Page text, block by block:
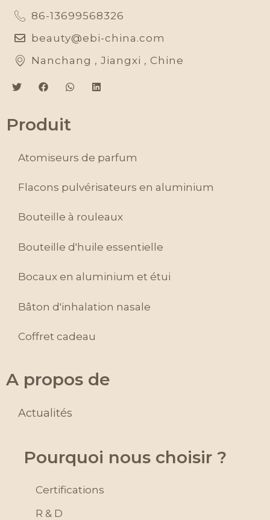
86-13699568326
beauty@ebi-china.com
Nanchang , Jiangxi , Chine
Produit
Atomiseurs de parfum
Flacons pulvérisateurs en aluminium
Bouteille à rouleaux
Bouteille d'huile essentielle
Bocaux en aluminium et étui
Bâton d'inhalation nasale
Coffret cadeau
A propos de
Actualités
Pourquoi nous choisir ?
Certifications
R & D